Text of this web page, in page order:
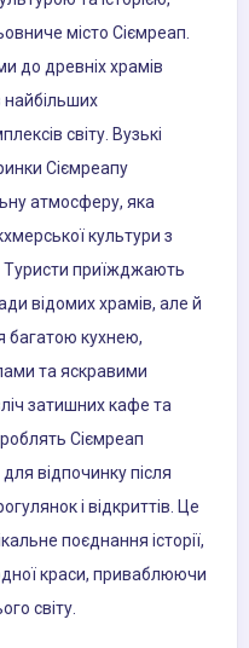
місто Сіємреап.
до древніх храмів
світу. Вузькі
Сіємреапу
атмосферу, яка
культури з
приїжджають
відомих храмів, але й
багатою кухнею,
та яскравими
затишних кафе та
Сіємреап
відпочинку після
і відкриттів. Це
поєднання історії,
краси, приваблюючи
світу.